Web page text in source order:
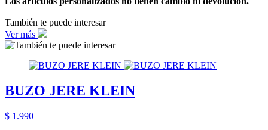
También te puede interesar
Ver más
BUZO JERE KLEIN
$ 1.990